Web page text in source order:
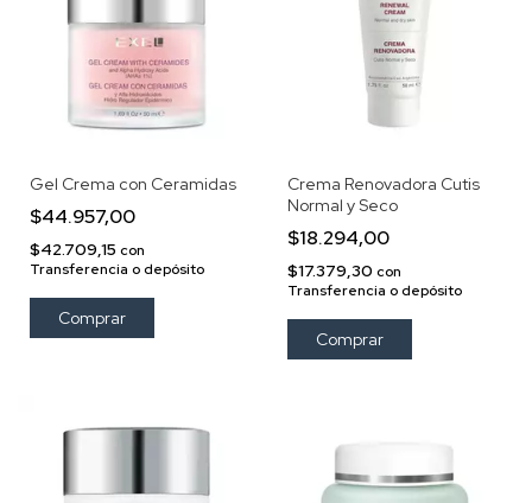
Gel Crema con Ceramidas
$44.957,00
$42.709,15 con
Transferencia o depósito
Crema Renovadora Cutis
Normal y Seco
$18.294,00
$17.379,30 con
Transferencia o depósito